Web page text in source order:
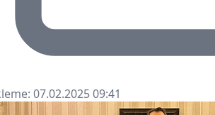
07.02.2025 09:41